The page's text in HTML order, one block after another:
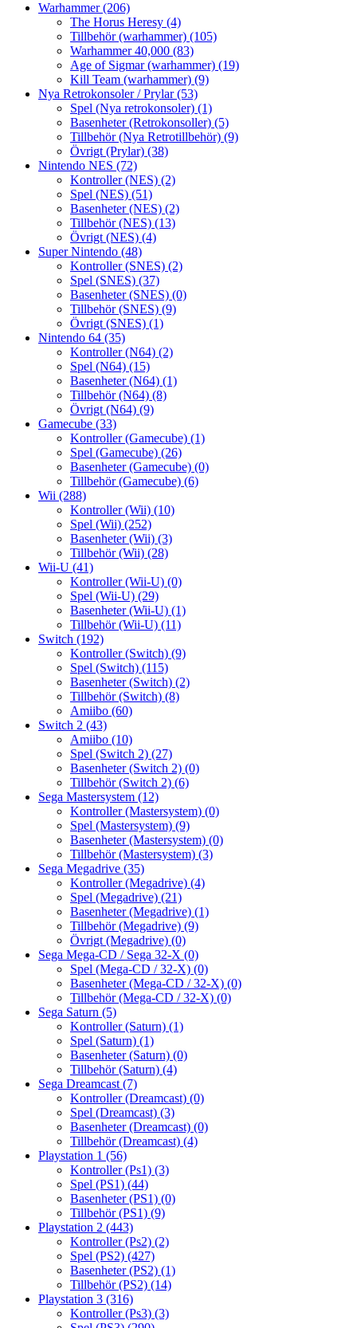
Warhammer(206)
The Horus Heresy (4)
Tillbehör (warhammer) (105)
Warhammer 40,000 (83)
Age of Sigmar (warhammer) (19)
Kill Team (warhammer) (9)
Nya Retrokonsoler / Prylar(53)
Spel (Nya retrokonsoler) (1)
Basenheter (Retrokonsoller) (5)
Tillbehör (Nya Retrotillbehör) (9)
Övrigt (Prylar) (38)
Nintendo NES (72)
Kontroller (NES) (2)
Spel (NES) (51)
Basenheter (NES) (2)
Tillbehör (NES) (13)
Övrigt (NES) (4)
Super Nintendo (48)
Kontroller (SNES) (2)
Spel (SNES) (37)
Basenheter (SNES) (0)
Tillbehör (SNES) (9)
Övrigt (SNES) (1)
Nintendo 64 (35)
Kontroller (N64) (2)
Spel (N64) (15)
Basenheter (N64) (1)
Tillbehör (N64) (8)
Övrigt (N64) (9)
Gamecube (33)
Kontroller (Gamecube) (1)
Spel (Gamecube) (26)
Basenheter (Gamecube) (0)
Tillbehör (Gamecube) (6)
Wii (288)
Kontroller (Wii) (10)
Spel (Wii) (252)
Basenheter (Wii) (3)
Tillbehör (Wii) (28)
Wii-U (41)
Kontroller (Wii-U) (0)
Spel (Wii-U) (29)
Basenheter (Wii-U) (1)
Tillbehör (Wii-U) (11)
Switch (192)
Kontroller (Switch) (9)
Spel (Switch) (115)
Basenheter (Switch) (2)
Tillbehör (Switch) (8)
Amiibo (60)
Switch 2 (43)
Amiibo (10)
Spel (Switch 2) (27)
Basenheter (Switch 2) (0)
Tillbehör (Switch 2) (6)
Sega Mastersystem (12)
Kontroller (Mastersystem) (0)
Spel (Mastersystem) (9)
Basenheter (Mastersystem) (0)
Tillbehör (Mastersystem) (3)
Sega Megadrive (35)
Kontroller (Megadrive) (4)
Spel (Megadrive) (21)
Basenheter (Megadrive) (1)
Tillbehör (Megadrive) (9)
Övrigt (Megadrive) (0)
Sega Mega-CD / Sega 32-X (0)
Spel (Mega-CD / 32-X) (0)
Basenheter (Mega-CD / 32-X) (0)
Tillbehör (Mega-CD / 32-X) (0)
Sega Saturn (5)
Kontroller (Saturn) (1)
Spel (Saturn) (1)
Basenheter (Saturn) (0)
Tillbehör (Saturn) (4)
Sega Dreamcast (7)
Kontroller (Dreamcast) (0)
Spel (Dreamcast) (3)
Basenheter (Dreamcast) (0)
Tillbehör (Dreamcast) (4)
Playstation 1 (56)
Kontroller (Ps1) (3)
Spel (PS1) (44)
Basenheter (PS1) (0)
Tillbehör (PS1) (9)
Playstation 2 (443)
Kontroller (Ps2) (2)
Spel (PS2) (427)
Basenheter (PS2) (1)
Tillbehör (PS2) (14)
Playstation 3 (316)
Kontroller (Ps3) (3)